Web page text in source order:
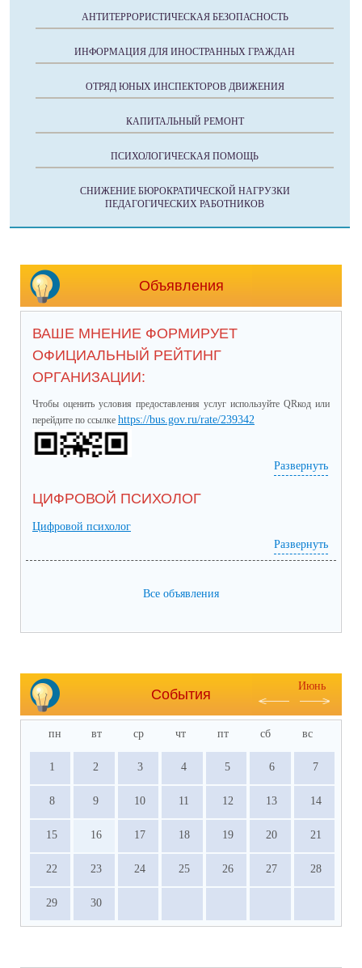
АНТИТЕРРОРИСТИЧЕСКАЯ БЕЗОПАСНОСТЬ
ИНФОРМАЦИЯ ДЛЯ ИНОСТРАННЫХ ГРАЖДАН
ОТРЯД ЮНЫХ ИНСПЕКТОРОВ ДВИЖЕНИЯ
КАПИТАЛЬНЫЙ РЕМОНТ
ПСИХОЛОГИЧЕСКАЯ ПОМОЩЬ
СНИЖЕНИЕ БЮРОКРАТИЧЕСКОЙ НАГРУЗКИ
ПЕДАГОГИЧЕСКИХ РАБОТНИКОВ
Объявления
ВАШЕ МНЕНИЕ ФОРМИРУЕТ
ОФИЦИАЛЬНЫЙ РЕЙТИНГ
ОРГАНИЗАЦИИ:
Чтобы оценить условия предоставления услуг используйте QRкод или
перейдите по ссылке https://bus.gov.ru/rate/239342
Развернуть
ЦИФРОВОЙ ПСИХОЛОГ
Цифровой психолог
Развернуть
Все объявления
События
Июнь
пн вт ср чт пт сб вс
1 2 3 4 5 6 7
8 9 10 11 12 13 14
15 16 17 18 19 20 21
22 23 24 25 26 27 28
29 30